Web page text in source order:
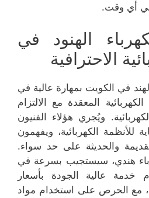
في أي وقت.
الهنود في
الاحترافية
في الكويت بمهارة عالية في
المعقدة مع الالتزام
ويُجري هؤلاء الفنيون
للأنظمة الكهربائية، ويفهمون
والحديثة على حد سواء.
هندي، سيستجيب بسرعة في
خدمة عالية الجودة بأسعار
مع الحرص على استخدام مواد